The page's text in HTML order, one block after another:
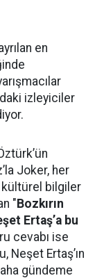
en
izleyiciler
Joker, her
bilgiler
"Bozkırın
Ertaş’a bu
cevabı ise
Neşet Ertaş’ın
gündeme